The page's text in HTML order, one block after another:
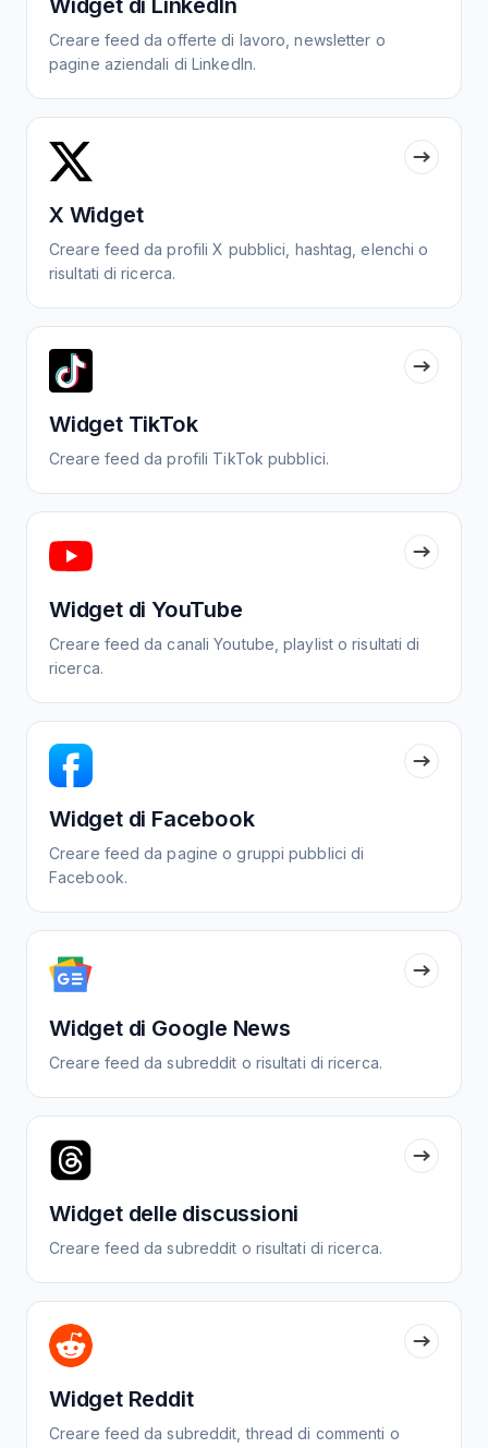
Widget di LinkedIn
Creare feed da offerte di lavoro, newsletter o
pagine aziendali di LinkedIn.
X Widget
Creare feed da profili X pubblici, hashtag, elenchi o
risultati di ricerca.
Widget TikTok
Creare feed da profili TikTok pubblici.
Widget di YouTube
Creare feed da canali Youtube, playlist o risultati di
ricerca.
Widget di Facebook
Creare feed da pagine o gruppi pubblici di
Facebook.
Widget di Google News
Creare feed da subreddit o risultati di ricerca.
Widget delle discussioni
Creare feed da subreddit o risultati di ricerca.
Widget Reddit
Creare feed da subreddit, thread di commenti o